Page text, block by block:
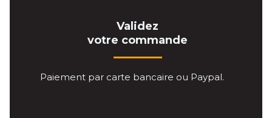
Validez
votre commande
Paiement par carte bancaire ou Paypal.